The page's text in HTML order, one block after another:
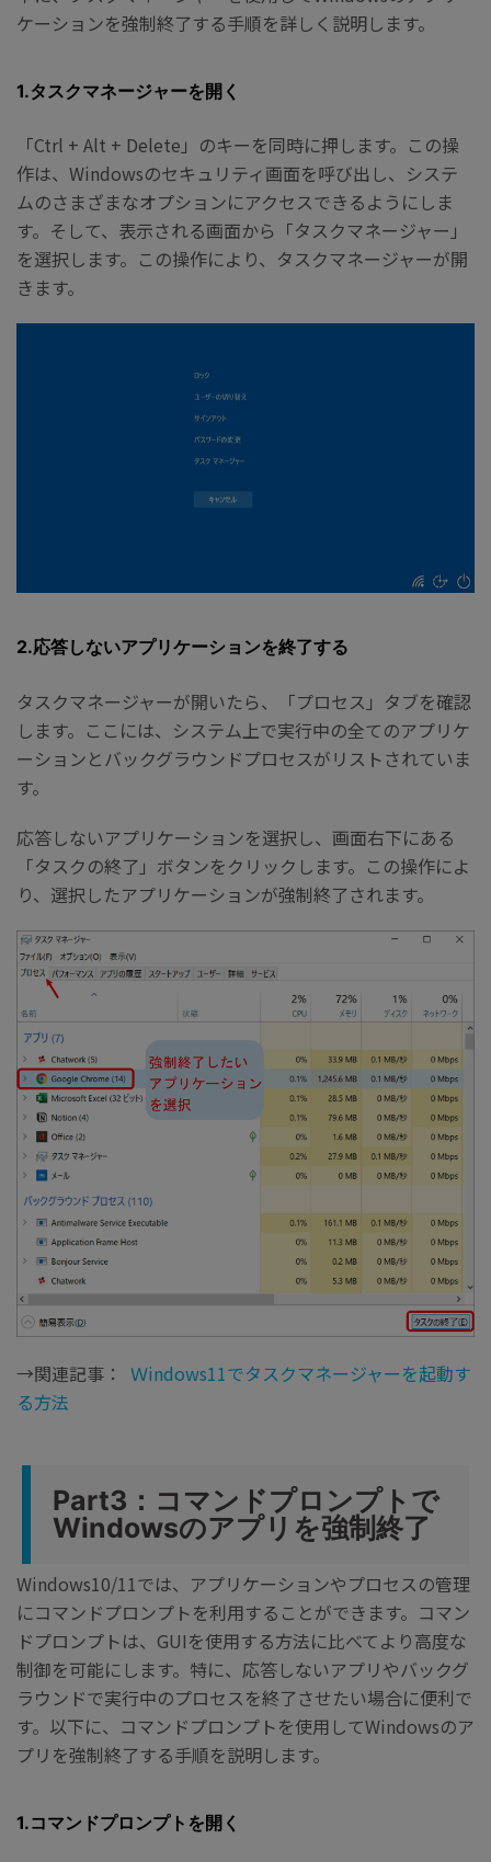
ケーションを強制終了する手順を詳しく説明します。
1.タスクマネージャーを開く
「Ctrl + Alt + Delete」のキーを同時に押します。この操
作は、Windowsのセキュリティ画面を呼び出し、システ
ムのさまざまなオプションにアクセスできるようにしま
す。そして、表示される画面から「タスクマネージャー」
を選択します。この操作により、タスクマネージャーが開
きます。
2.応答しないアプリケーションを終了する
タスクマネージャーが開いたら、「プロセス」タブを確認
します。ここには、システム上で実行中の全てのアプリケ
ーションとバックグラウンドプロセスがリストされていま
す。
応答しないアプリケーションを選択し、画面右下にある
「タスクの終了」ボタンをクリックします。この操作によ
り、選択したアプリケーションが強制終了されます。
→関連記事： Ｗindows11でタスクマネージャーを起動す
る方法
Part3：コマンドプロンプトで
Windowsのアプリを強制終了
Windows10/11では、アプリケーションやプロセスの管理
にコマンドプロンプトを利用することができます。コマン
ドプロンプトは、GUIを使用する方法に比べてより高度な
制御を可能にします。特に、応答しないアプリやバックグ
ラウンドで実行中のプロセスを終了させたい場合に便利で
す。以下に、コマンドプロンプトを使用してWindowsのア
プリを強制終了する手順を説明します。
1.コマンドプロンプトを開く